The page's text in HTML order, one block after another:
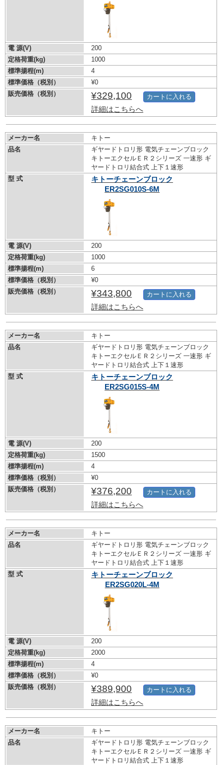
電 源(V)
200
定格荷重(kg)
1000
標準揚程(m)
4
標準価格（税別）
¥0
販売価格（税別）
¥329,100
詳細はこちらへ
カートに入れる
メーカー名
キトー
品名
ギヤードトロリ形 電気チェーンブロック
キトーエクセルＥＲ２シリーズ 一速形 ギ
ヤードトロリ結合式 上下１速形
型 式
キトーチェーンブロック
ER2SG010S-6M
電 源(V)
200
定格荷重(kg)
1000
標準揚程(m)
6
標準価格（税別）
¥0
販売価格（税別）
¥343,800
詳細はこちらへ
カートに入れる
メーカー名
キトー
品名
ギヤードトロリ形 電気チェーンブロック
キトーエクセルＥＲ２シリーズ 一速形 ギ
ヤードトロリ結合式 上下１速形
型 式
キトーチェーンブロック
ER2SG015S-4M
電 源(V)
200
定格荷重(kg)
1500
標準揚程(m)
4
標準価格（税別）
¥0
販売価格（税別）
¥376,200
詳細はこちらへ
カートに入れる
メーカー名
キトー
品名
ギヤードトロリ形 電気チェーンブロック
キトーエクセルＥＲ２シリーズ 一速形 ギ
ヤードトロリ結合式 上下１速形
型 式
キトーチェーンブロック
ER2SG020L-4M
電 源(V)
200
定格荷重(kg)
2000
標準揚程(m)
4
標準価格（税別）
¥0
販売価格（税別）
¥389,900
詳細はこちらへ
カートに入れる
メーカー名
キトー
品名
ギヤードトロリ形 電気チェーンブロック
キトーエクセルＥＲ２シリーズ 一速形 ギ
ヤードトロリ結合式 上下１速形